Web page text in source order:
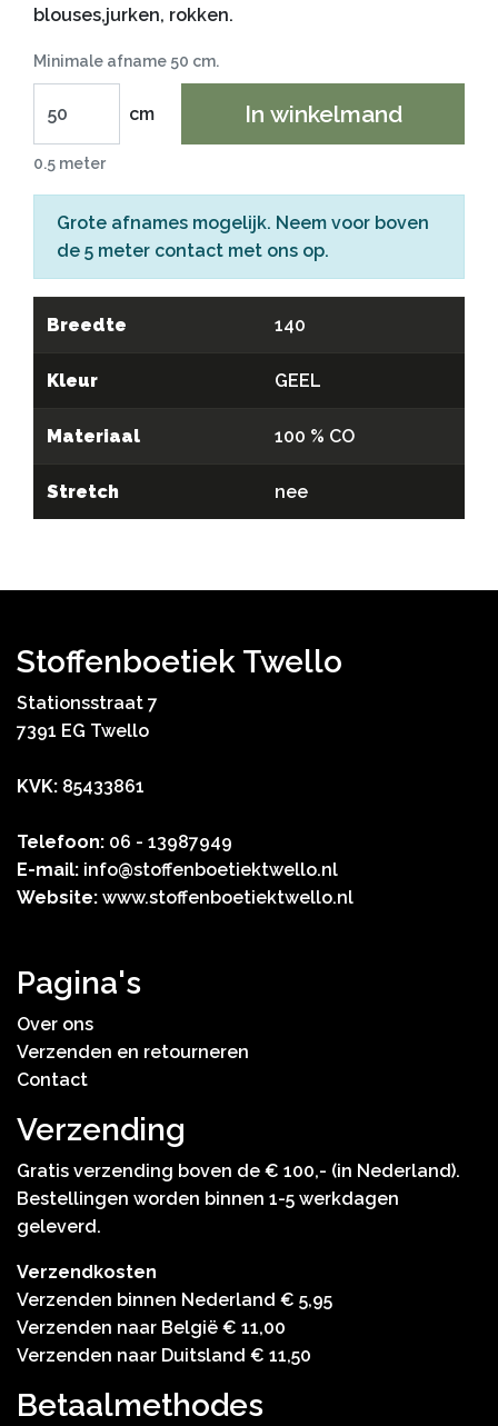
blouses,jurken, rokken.
Minimale afname 50 cm.
cm In winkelmand
0.5 meter
Grote afnames mogelijk. Neem voor boven
de 5 meter contact met ons op.
Breedte 140
Kleur GEEL
Materiaal 100 % CO
Stretch nee
Stoffenboetiek Twello
Stationsstraat 7
7391 EG Twello
KVK: 85433861
Telefoon: 06 - 13987949
E-mail: info@stoffenboetiektwello.nl
Website: www.stoffenboetiektwello.nl
Pagina's
Over ons
Verzenden en retourneren
Contact
Verzending
Gratis verzending boven de € 100,- (in Nederland).
Bestellingen worden binnen 1-5 werkdagen
geleverd.
Verzendkosten
Verzenden binnen Nederland € 5,95
Verzenden naar België € 11,00
Verzenden naar Duitsland € 11,50
Betaalmethodes